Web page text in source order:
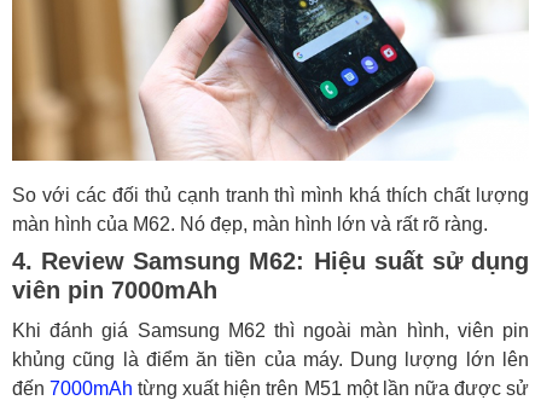
So với các đối thủ cạnh tranh thì mình khá thích chất lượng
màn hình của M62. Nó đẹp, màn hình lớn và rất rõ ràng.
4. Review Samsung M62: Hiệu suất sử dụng
viên pin 7000mAh
Khi đánh giá Samsung M62 thì ngoài màn hình, viên pin
khủng cũng là điểm ăn tiền của máy. Dung lượng lớn lên
đến7000mAh từng xuất hiện trên M51 một lần nữa được sử